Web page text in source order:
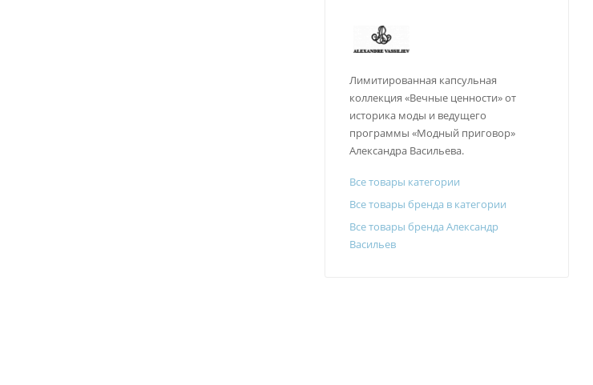
Лимитированная капсульная
коллекция «Вечные ценности» от
историка моды и ведущего
программы «Модный приговор»
Александра Васильева.
Все товары категории
Все товары бренда в категории
Все товары бренда Александр
Васильев